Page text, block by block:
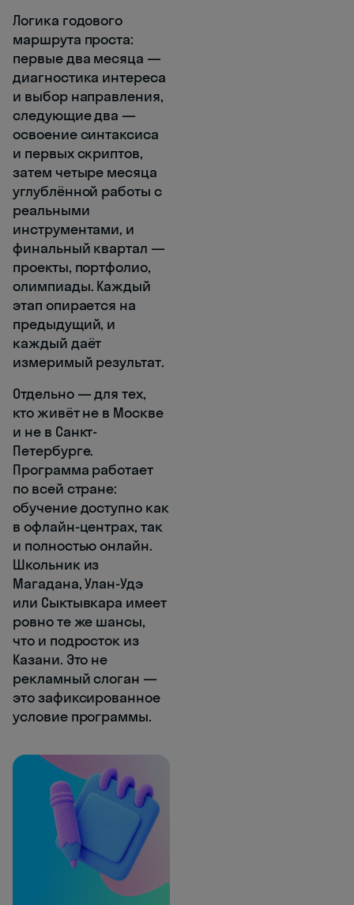
Логика годового
маршрута проста:
первые два месяца —
диагностика интереса
и выбор направления,
следующие два —
освоение синтаксиса
и первых скриптов,
затем четыре месяца
углублённой работы с
реальными
инструментами, и
финальный квартал —
проекты, портфолио,
олимпиады. Каждый
этап опирается на
предыдущий, и
каждый даёт
измеримый результат.
Отдельно — для тех,
кто живёт не в Москве
и не в Санкт-
Петербурге.
Программа работает
по всей стране:
обучение доступно как
в офлайн-центрах, так
и полностью онлайн.
Школьник из
Магадана, Улан-Удэ
или Сыктывкара имеет
ровно те же шансы,
что и подросток из
Казани. Это не
рекламный слоган —
это зафиксированное
условие программы.